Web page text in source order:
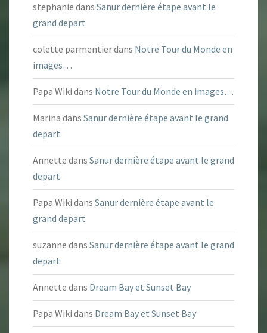
stephanie dans Sanur dernière étape avant le
grand depart
colette parmentierdans Notre Tour du Monde en
images…
Papa Wiki dans Notre Tour du Monde en images…
Marina dans Sanur dernière étape avant le grand
depart
Annette dans Sanur dernière étape avant le grand
depart
Papa Wiki dans Sanur dernière étape avant le
grand depart
suzanne dans Sanur dernière étape avant le grand
depart
Annette dans Dream Bay et Sunset Bay
Papa Wiki dans Dream Bay et Sunset Bay